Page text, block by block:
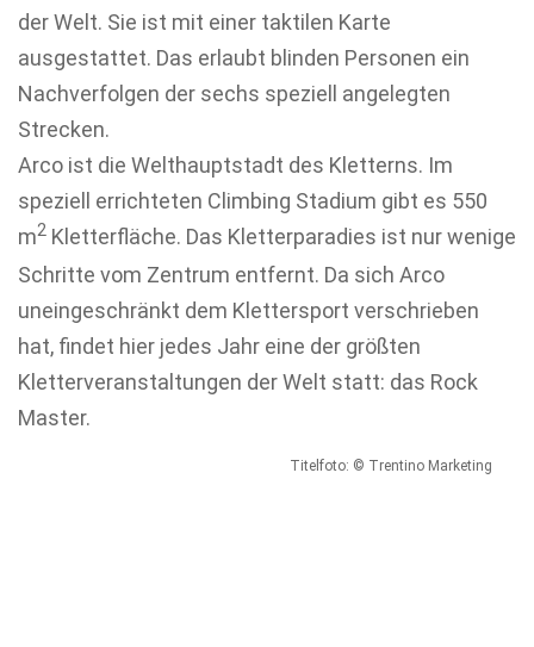
der Welt. Sie ist mit einer taktilen Karte
ausgestattet. Das erlaubt blinden Personen ein
Nachverfolgen der sechs speziell angelegten
Strecken.
Arco ist die Welthauptstadt des Kletterns. Im
speziell errichteten Climbing Stadium gibt es 550
m2 Kletterfläche. Das Kletterparadies ist nur wenige
Schritte vom Zentrum entfernt. Da sich Arco
uneingeschränkt dem Klettersport verschrieben
hat, findet hier jedes Jahr eine der größten
Kletterveranstaltungen der Welt statt: das Rock
Master.
Titelfoto: © Trentino Marketing